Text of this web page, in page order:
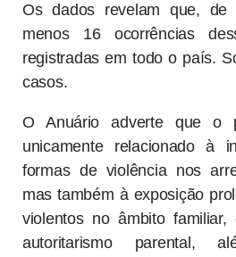
Os dados revelam que,
menos 16 ocorrências
registradas em todo o país.
casos.
O Anuário adverte que o
unicamente relacionado à
formas de violência nos
mas também à exposição
violentos no âmbito familiar,
autoritarismo parental,